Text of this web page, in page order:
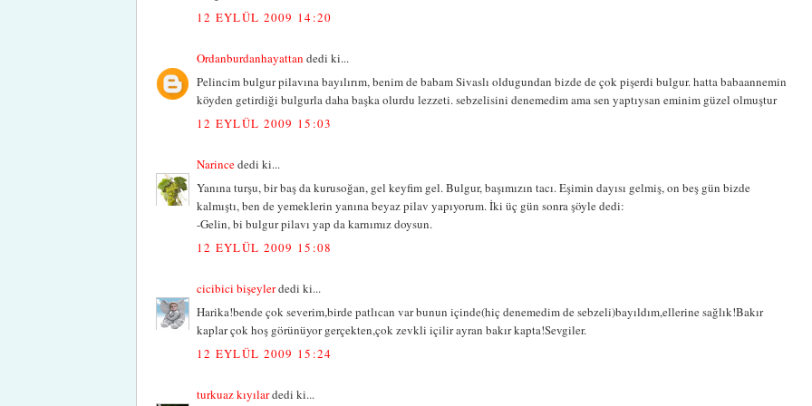
12 EYLÜL 2009 14:20
Ordanburdanhayattan dedi ki...
Pelincim bulgur pilavına bayılırım, benim de babam Sivaslı oldugundan bizde de çok pişerdi bulgur. hatta babaannemin
köyden getirdiği bulgurla daha başka olurdu lezzeti. sebzelisini denemedim ama sen yaptıysan eminim güzel olmuştur
12 EYLÜL 2009 15:03
Narincededi ki...
Yanına turşu, bir baş da kurusoğan, gel keyfim gel. Bulgur, başımızın tacı. Eşimin dayısı gelmiş, on beş gün bizde
kalmıştı, ben de yemeklerin yanına beyaz pilav yapıyorum. İki üç gün sonra şöyle dedi:
-Gelin, bi bulgur pilavı yap da karnımız doysun.
12 EYLÜL 2009 15:08
cicibici bişeylerdedi ki...
Harika!bende çok severim,birde patlıcan var bunun içinde(hiç denemedim de sebzeli)bayıldım,ellerine sağlık!Bakır
kaplar çok hoş görünüyor gerçekten,çok zevkli içilir ayran bakır kapta!Sevgiler.
12 EYLÜL 2009 15:24
turkuaz kıyılardedi ki...